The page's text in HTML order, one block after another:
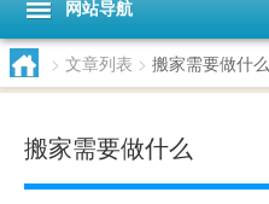
网站导航
> 文章列表 > 搬家需要做什么
搬家需要做什么